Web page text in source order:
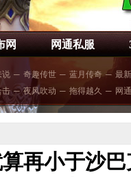
网 网通私服
说 ─ 奇趣传世 ─ 蓝月传奇 ─ 最
击 ─ 夜风吹动 ─ 拖得越久 ─ 网
再小于沙